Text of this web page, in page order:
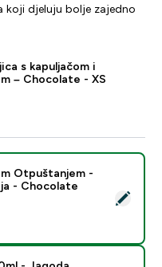
koji djeluju bolje zajedno
s kapuljačom i
– Chocolate - XS
Sa Sporim
Otpuštanjem -
- Chocolate